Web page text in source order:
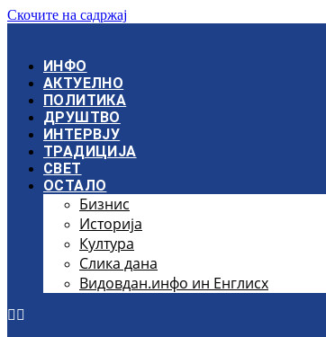
Скочите на садржај
ИНФО
АКТУЕЛНО
ПОЛИТИКА
ДРУШТВО
ИНТЕРВЈУ
ТРАДИЦИЈА
СВЕТ
ОСТАЛО
Бизнис
Историја
Култура
Слика дана
Видовдан.инфо ин Енглисх